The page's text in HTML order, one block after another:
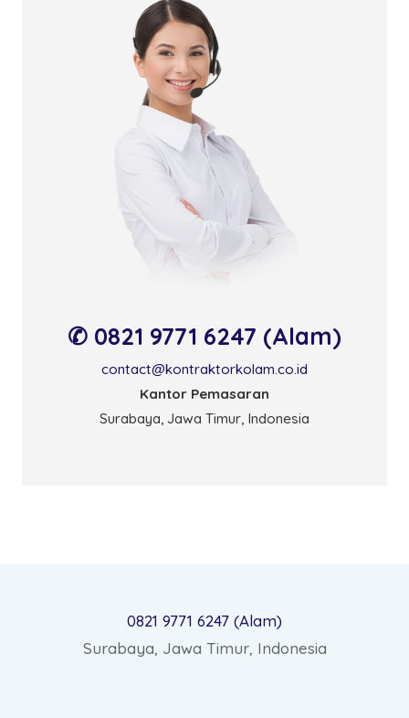
✆ 0821 9771 6247 (Alam)
contact@kontraktorkolam.co.id
Kantor Pemasaran
Surabaya, Jawa Timur, Indonesia
0821 9771 6247 (Alam)
Surabaya, Jawa Timur, Indonesia